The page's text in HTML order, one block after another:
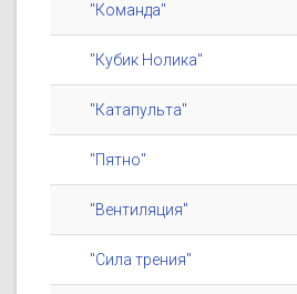
"Команда"
"Кубик Нолика"
"Катапульта"
"Пятно"
"Вентиляция"
"Сила трения"